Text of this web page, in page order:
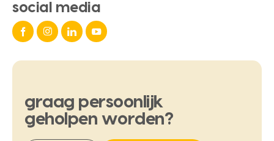
social media
graag persoonlijk
geholpen worden?